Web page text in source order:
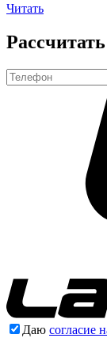
Читать
Даю согласие